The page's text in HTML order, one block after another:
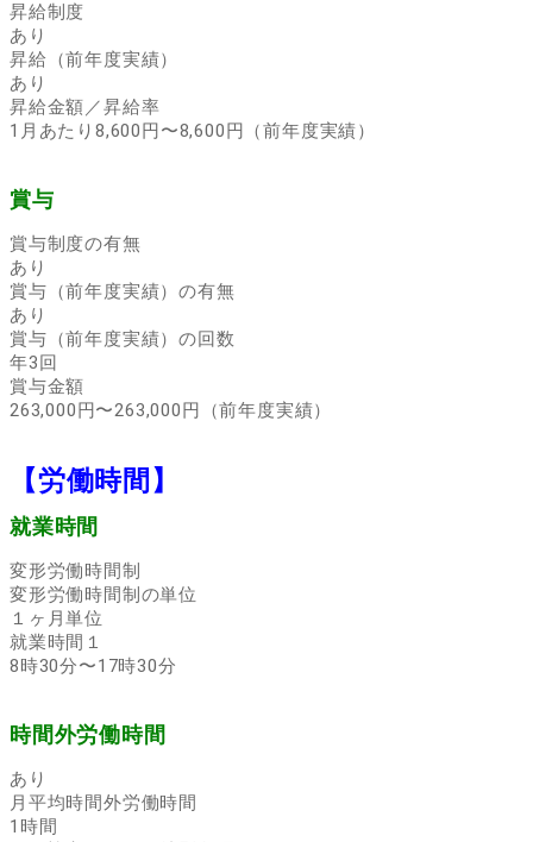
昇給制度
あり
昇給（前年度実績）
あり
昇給金額／昇給率
1月あたり8,600円〜8,600円（前年度実績）
賞与
賞与制度の有無
あり
賞与（前年度実績）の有無
あり
賞与（前年度実績）の回数
年3回
賞与金額
263,000円〜263,000円（前年度実績）
【労働時間】
就業時間
変形労働時間制
変形労働時間制の単位
１ヶ月単位
就業時間１
8時30分〜17時30分
時間外労働時間
あり
月平均時間外労働時間
1時間